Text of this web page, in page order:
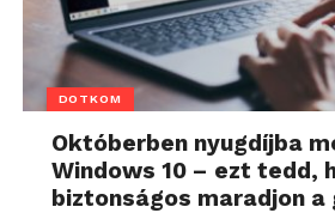
DOTKOM
Októberben nyugdíjba
Windows 10 – ezt tedd,
biztonságos maradjon a